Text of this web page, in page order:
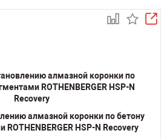
алмазной коронки по бетону
HSP-N Recovery